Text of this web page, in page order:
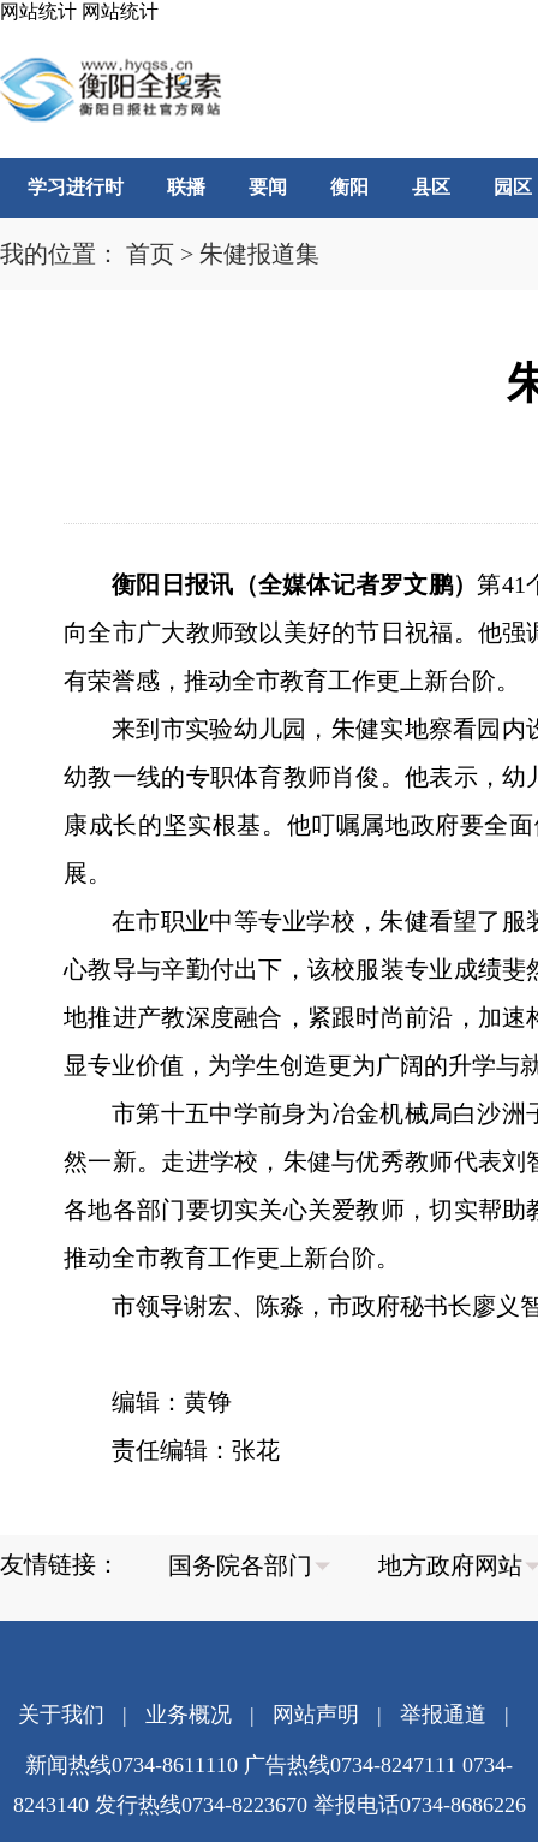
网站统计 网站统计
学习进行时 联播 要闻 衡阳 县区 园区
我的位置： 首页 > 朱健报道集
衡阳日报讯（全媒体记者罗文鹏）第41
向全市广大教师致以美好的节日祝福。他
有荣誉感，推动全市教育工作更上新台阶。
来到市实验幼儿园，朱健实地察看园
幼教一线的专职体育教师肖俊。他表示，
康成长的坚实根基。他叮嘱属地政府要全
展。
在市职业中等专业学校，朱健看望了
心教导与辛勤付出下，该校服装专业成绩
地推进产教深度融合，紧跟时尚前沿，加
显专业价值，为学生创造更为广阔的升学与
市第十五中学前身为冶金机械局白沙
然一新。走进学校，朱健与优秀教师代表
各地各部门要切实关心关爱教师，切实帮
推动全市教育工作更上新台阶。
市领导谢宏、陈淼，市政府秘书长廖义
编辑：黄铮
责任编辑：张花
友情链接：
关于我们 | 业务概况| 网站声明 | 举报通道 |
新闻热线0734-8611110 广告热线0734-8247111 0734-
8243140 发行热线0734-8223670 举报电话0734-8686226